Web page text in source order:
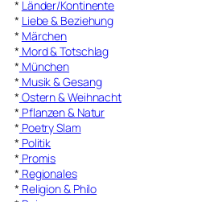
* Länder/Kontinente
* Liebe & Beziehung
* Märchen
* Mord & Totschlag
* München
* Musik & Gesang
* Ostern & Weihnacht
* Pflanzen & Natur
* Poetry Slam
* Politik
* Promis
* Regionales
* Religion & Philo